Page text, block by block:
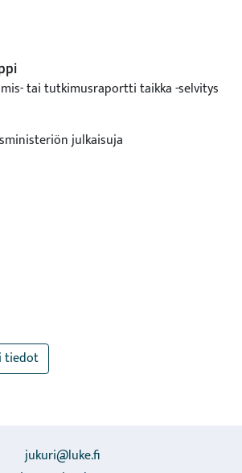
tai tutkimusraportti taikka -selvitys
julkaisuja
tiedot
jukuri@luke.fi